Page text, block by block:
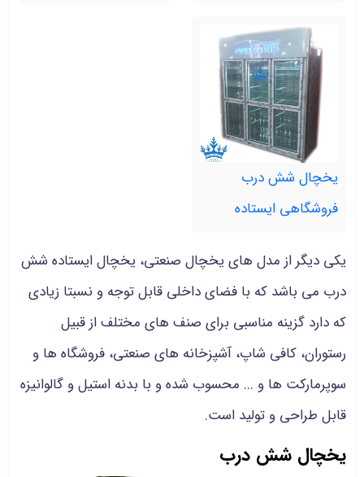
یخچال شش درب
فروشگاهی ایستاده
یکی دیگر از مدل های یخچال صنعتی، یخچال ایستاده شش
درب می باشد که با فضای داخلی قابل توجه و نسبتا زیادی
که دارد گزینه مناسبی برای صنف های مختلف از قبیل
رستوران، کافی شاپ، آشپزخانه های صنعتی، فروشگاه ها و
سوپرمارکت ها و ... محسوب شده و با بدنه استیل و گالوانیزه
قابل طراحی و تولید است.
یخچال شش درب